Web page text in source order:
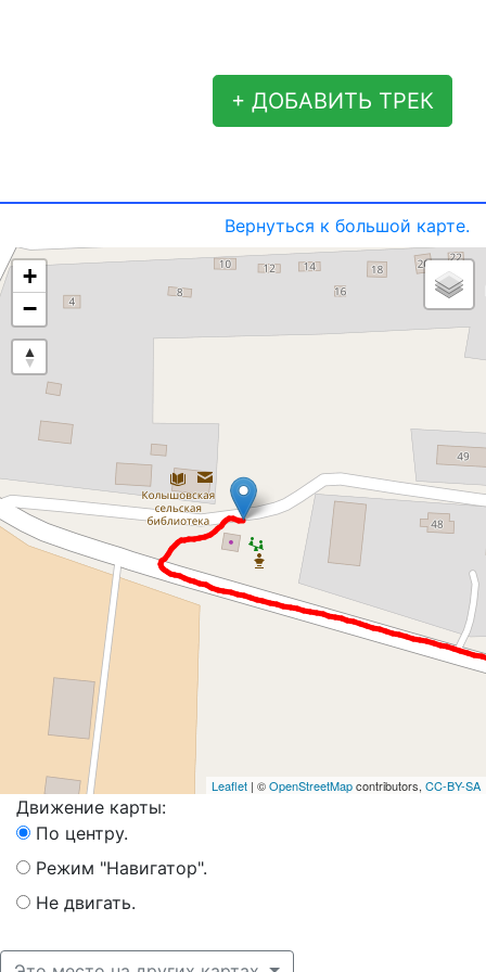
+ ДОБАВИТЬ ТРЕК
Вернуться к большой карте.
+
−
Leaflet | ©OpenStreetMapcontributors, CC-BY-SA
Движение карты:
По центру.
Режим "Навигатор".
Не двигать.